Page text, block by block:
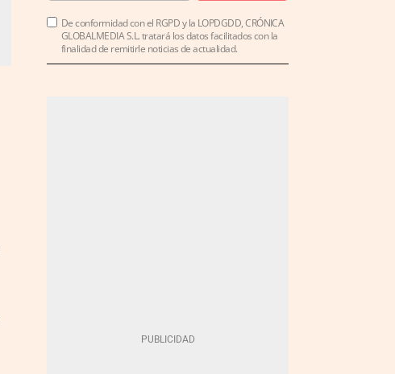
De conformidad con el RGPD y la LOPDGDD, CRÓNICA
GLOBALMEDIA S.L. tratará los datos facilitados con la
finalidad de remitirle noticias de actualidad.